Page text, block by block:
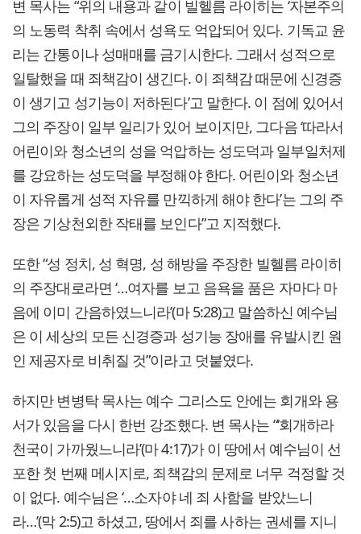
변 목사는 “위의 내용과 같이 빌헬름 라이히는 ‘자본주의
의 노동력 착취 속에서 성욕도 억압되어 있다. 기독교 윤
리는 간통이나 성매매를 금기시한다. 그래서 성적으로
일탈했을 때 죄책감이 생긴다. 이 죄책감 때문에 신경증
이 생기고 성기능이 저하된다’고 말한다. 이 점에 있어서
그의 주장이 일부 일리가 있어 보이지만, 그다음 ‘따라서
어린이와 청소년의 성을 억압하는 성도덕과 일부일처제
를 강요하는 성도덕을 부정해야 한다. 어린이와 청소년
이 자유롭게 성적 자유를 만끽하게 해야 한다’는 그의 주
장은 기상천외한 작태를 보인다”고 지적했다.
또한 “성 정치, 성 혁명, 성 해방을 주장한 빌헬름 라이히
의 주장대로라면 ‘…여자를 보고 음욕을 품은 자마다 마
음에 이미 간음하였느니라’(마 5:28)고 말씀하신 예수님
은 이 세상의 모든 신경증과 성기능 장애를 유발시킨 원
인 제공자로 비취질 것”이라고 덧붙였다.
하지만 변병탁 목사는 예수 그리스도 안에는 회개와 용
서가 있음을 다시 한번 강조했다. 변 목사는 “‘회개하라
천국이 가까웠느니라’(마 4:17)가 이 땅에서 예수님이 선
포한 첫 번째 메시지로, 죄책감의 문제로 너무 걱정할 것
이 없다. 예수님은 ‘…소자야 네 죄 사함을 받았느니
라…’(막 2:5)고 하셨고, 땅에서 죄를 사하는 권세를 지니